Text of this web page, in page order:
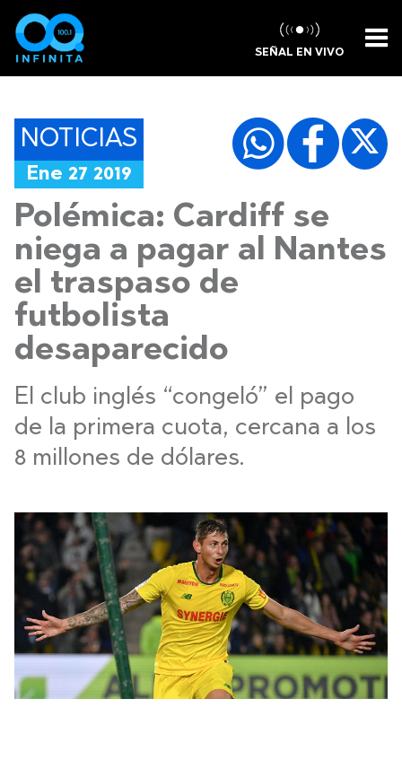
SEÑAL EN VIVO
NOTICIAS
Ene 27 2019
Polémica: Cardiff se
niega a pagar al Nantes
el traspaso de
futbolista
desaparecido
El club inglés “congeló” el pago
de la primera cuota, cercana a los
8 millones de dólares.